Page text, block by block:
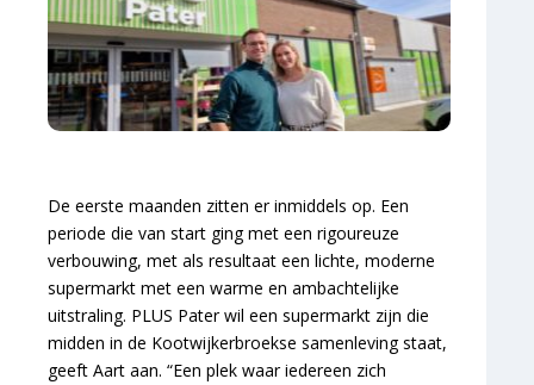
De eerste maanden zitten er inmiddels op. Een
periode die van start ging met een rigoureuze
verbouwing, met als resultaat een lichte, moderne
supermarkt met een warme en ambachtelijke
uitstraling. PLUS Pater wil een supermarkt zijn die
midden in de Kootwijkerbroekse samenleving staat,
geeft Aart aan. “Een plek waar iedereen zich